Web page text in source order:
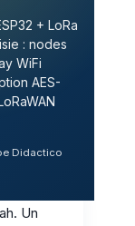
+ LoRa
: nodes
WiFi
AES-
Didactico
Un